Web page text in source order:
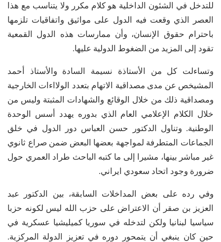
للتدخل في الشئون الداخلية هو كلام مكرر ولا يتناسب مع هذا
العصر الذي وقعت فيه الدول على مواثيق واتفاقيات تلزمها
باحترام حقوق الإنسان، وأن ممارسات هذه الدول القمعية
تقود إلى المزيد من الضغوط الدولية عليها.
وتساءلت كل من الأستاذة نسيمة السادة والأستاذ أحمد
المشيخص عن مدى مصداقية الاتهام بتعدد الولااءات الخارجية
ومصداقية ذلك من خلال الوقائع والشهادات المثبتة وليس من
خلال الكلام الإعلامي العام الذي بدوره يهدد أسس الوحدة
الوطنية. وتناول الدكتور حسن العباس دور الدول في خلق
الجماعات المتطرفة لمواجهة بعضها البعض ضمن صراع ثانوي
غير مباشر بينها، مشيرا إلى ما كتبه الباحث طراد العمري حول
ضرورة وجود اتحاد سعودي ايراني.
وفي رده على بعض المداخلات السابقة، بين الدكتور عبد
العزيز بن صقر أن الاعتراض على حزب الله ليس لكونه حزبا
سياسيا لبنانيا ولكن لتدخله في سوريا كميليشيا عسكرية في
حين كان ينبغي أن يتمحور دوره في تعزيز الدولة المركزية.